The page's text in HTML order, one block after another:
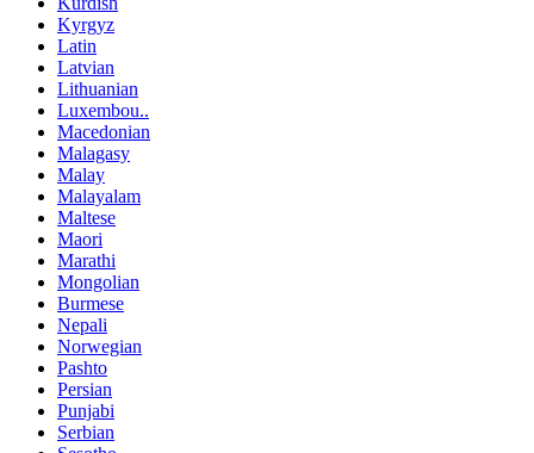
Kyrgyz
Latin
Latvian
Lithuanian
Luxembou..
Macedonian
Malagasy
Malay
Malayalam
Maltese
Maori
Marathi
Mongolian
Burmese
Nepali
Norwegian
Pashto
Persian
Punjabi
Serbian